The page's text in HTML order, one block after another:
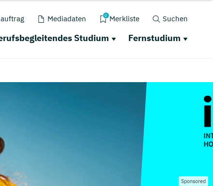
Mediadaten 0 Merkliste Suchen
Studium Fernstudium
Sponsored